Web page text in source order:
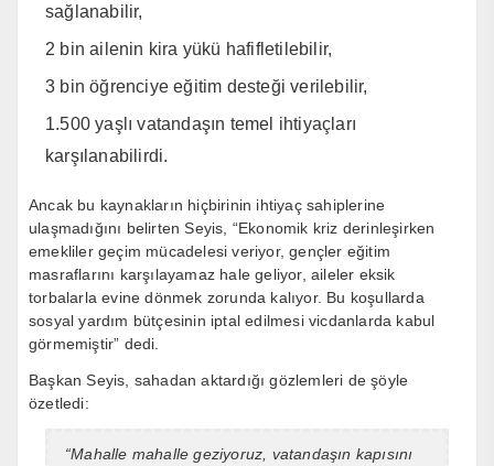
sağlanabilir,
2 bin ailenin kira yükü hafifletilebilir,
3 bin öğrenciye eğitim desteği verilebilir,
1.500 yaşlı vatandaşın temel ihtiyaçları
karşılanabilirdi.
Ancak bu kaynakların hiçbirinin ihtiyaç sahiplerine
ulaşmadığını belirten Seyis, “Ekonomik kriz derinleşirken
emekliler geçim mücadelesi veriyor, gençler eğitim
masraflarını karşılayamaz hale geliyor, aileler eksik
torbalarla evine dönmek zorunda kalıyor. Bu koşullarda
sosyal yardım bütçesinin iptal edilmesi vicdanlarda kabul
görmemiştir” dedi.
Başkan Seyis, sahadan aktardığı gözlemleri de şöyle
özetledi:
“Mahalle mahalle geziyoruz, vatandaşın kapısını